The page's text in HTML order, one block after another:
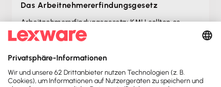
Das Arbeitnehmer­erfindungsgesetz
Arbeitnehmer­erfindungsgesetz: KMU sollten es
kennen, um Innovationen zu fördern und rechtliche